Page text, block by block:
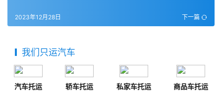
下一篇
2023年12月28日
我们只运汽车
汽车托运 轿车托运 私家车托运 商品车托运